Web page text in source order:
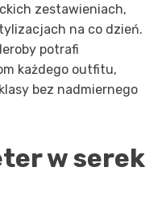
zestawieniach,
na co dzień.
potrafi
każdego outfitu,
bez nadmiernego
w serek